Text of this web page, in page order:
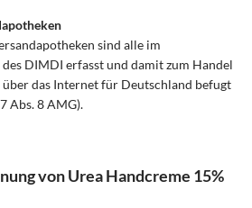
sind alle im
DIMDI erfasst und damit zum Handel
das Internet für Deutschland befugt
Abs. 8 AMG).
von Urea Handcreme 15%